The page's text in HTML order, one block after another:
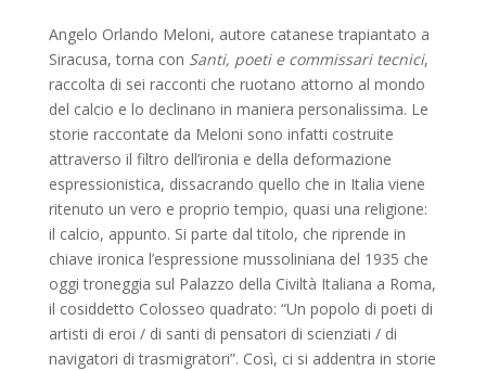
Angelo Orlando Meloni, autore catanese trapiantato a
Siracusa, torna con Santi, poeti e commissari tecnici,
raccolta di sei racconti che ruotano attorno al mondo
del calcio e lo declinano in maniera personalissima. Le
storie raccontate da Meloni sono infatti costruite
attraverso il filtro dell’ironia e della deformazione
espressionistica, dissacrando quello che in Italia viene
ritenuto un vero e proprio tempio, quasi una religione:
il calcio, appunto. Si parte dal titolo, che riprende in
chiave ironica l’espressione mussoliniana del 1935 che
oggi troneggia sul Palazzo della Civiltà Italiana a Roma,
il cosiddetto Colosseo quadrato: “Un popolo di poeti di
artisti di eroi / di santi di pensatori di scienziati / di
navigatori di trasmigratori”. Così, ci si addentra in storie